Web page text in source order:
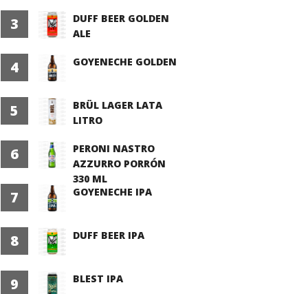
3
DUFF BEER GOLDEN
ALE
4 GOYENECHE GOLDEN
5
BRÜL LAGER LATA
LITRO
6
PERONI NASTRO
AZZURRO PORRÓN
330 ML
7 GOYENECHE IPA
8 DUFF BEER IPA
9 BLEST IPA